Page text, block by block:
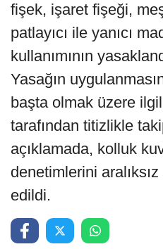
fişek, işaret fişeği,
patlayıcı ile yanıcı
kullanımının
Yasağın
başta olmak üzere
tarafından titizlikle
açıklamada, kolluk
denetimlerini
edildi.